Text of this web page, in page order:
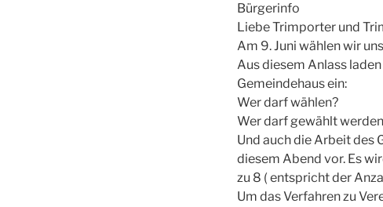
Bürgerinfo
Liebe Trimporter und
Am 9. Juni wählen wir
Aus diesem Anlass
Gemeindehaus ein:
Wer darf wählen?
Wer darf gewählt
Und auch die Arbeit des
diesem Abend vor. Es
zu 8 ( entspricht der
Um das Verfahren zu